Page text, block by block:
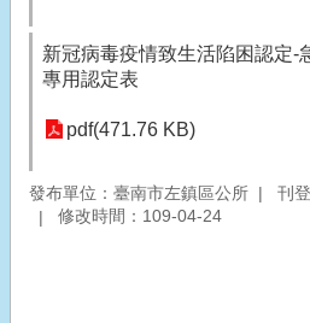
新冠病毒疫情致生活陷困認定-
專用認定表
pdf(471.76 KB)
發布單位：臺南市左鎮區公所
刊
修改時間：109-04-24